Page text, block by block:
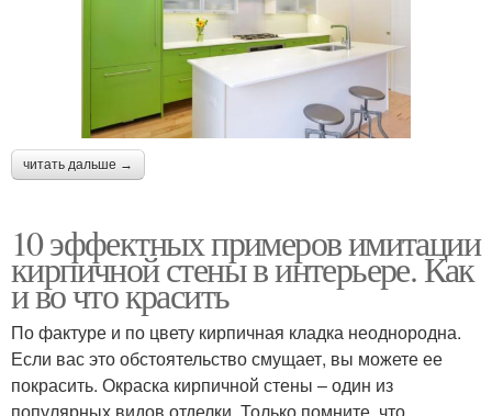
читать дальше →
10 эффектных примеров имитации
кирпичной стены в интерьере. Как
и во что красить
По фактуре и по цвету кирпичная кладка неоднородна.
Если вас это обстоятельство смущает, вы можете ее
покрасить. Окраска кирпичной стены – один из